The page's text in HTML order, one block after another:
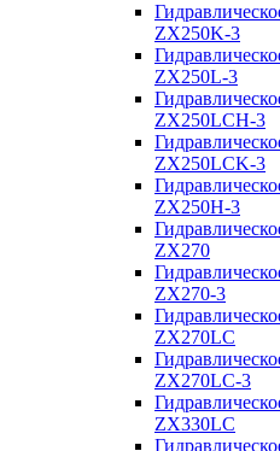
ZX250K-3
ZX250L-3
ZX250LCH-3
ZX250LCK-3
ZX250Н-3
ZX270
ZX270-3
ZX270LC
ZX270LC-3
ZX330LC